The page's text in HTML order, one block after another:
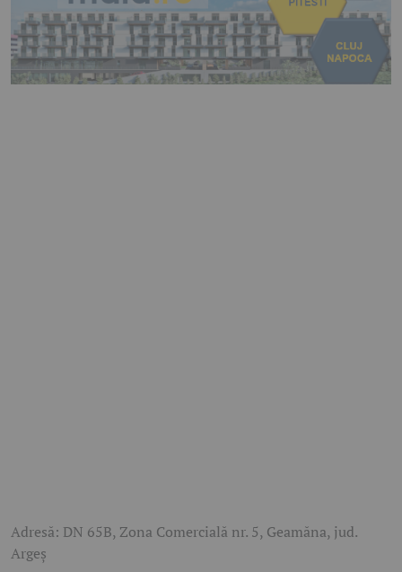
Adresă: DN 65B, Zona Comercială nr. 5, Geamăna, jud.
Argeș